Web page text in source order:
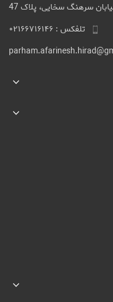
سرهنگ سخایی، پلاک 47
تلفکس : ۰۲۱۶۶۷۱۶۱۴۶